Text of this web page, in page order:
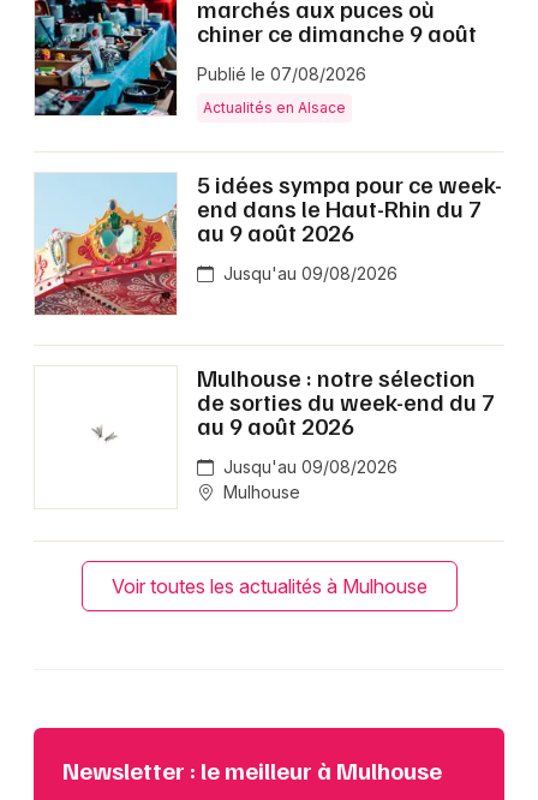
marchés aux puces où
chiner ce dimanche 9 août
Publié le 07/08/2026
Actualités en Alsace
5 idées sympa pour ce week-
end dans le Haut-Rhin du 7
au 9 août 2026
Jusqu'au 09/08/2026
Mulhouse : notre sélection
de sorties du week-end du 7
au 9 août 2026
Jusqu'au 09/08/2026
Mulhouse
Voir toutes les actualités à Mulhouse
Newsletter : le meilleur à Mulhouse